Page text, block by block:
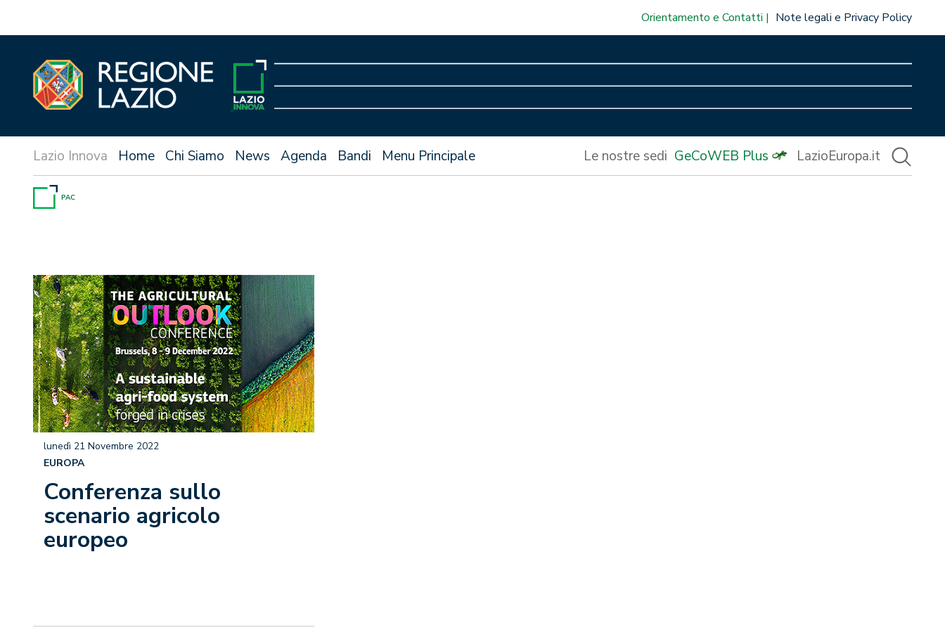
Orientamento e Contatti Note legali e Privacy Policy
Home Chi Siamo News Agenda Bandi Menu Principale Le nostre sedi GeCoWEB Plus LazioEuropa.it
PAC
Conferenza sullo
scenario agricolo
europeo
lunedì 21 Novembre 2022
EUROPA